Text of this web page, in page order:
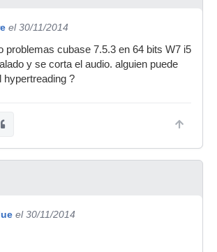
el 30/11/2014
problemas cubase 7.5.3 en 64 bits W7 i5
y se corta el audio. alguien puede
hypertreading ?
el 30/11/2014